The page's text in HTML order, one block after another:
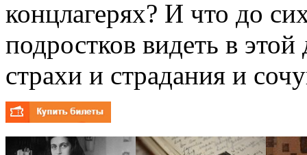
концлагерях? И что до
подростков видеть в
страхи и страдания и